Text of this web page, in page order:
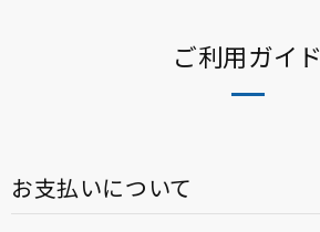
ご利用ガイド
お支払いについて